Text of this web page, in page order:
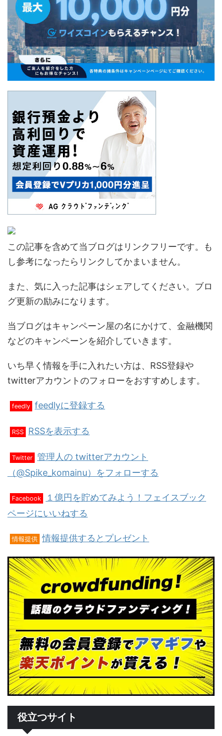
この記事を含めて当ブログはリンクフリーです。も
し参考になったらリンクしてかまいません。
また、気に入った記事はシェアしてください。ブロ
グ更新の励みになります。
当ブログはキャンペーン屋の名にかけて、金融機関
などのキャンペーンを紹介していきます。
いち早く情報を手に入れたい方は、RSS登録や
twitterアカウントのフォローをおすすめします。
feedly feedlyに登録する
RSS RSSを表示する
Twitter 管理人の twitterアカウント
（@Spike_komainu）をフォローする
Facebook
１億円を貯めてみよう！フェイスブック
ページにいいねする
情報提供 情報提供するとプレゼント
役立つサイト